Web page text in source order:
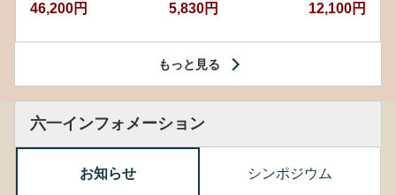
46,200円 5,830円 12,100円
もっと見る
六一インフォメーション
お知らせ シンポジウム